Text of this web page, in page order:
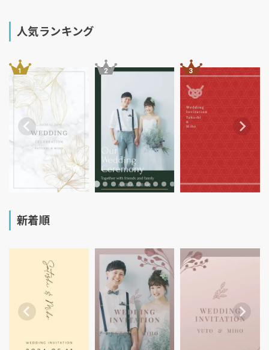
人気ランキング
新着順